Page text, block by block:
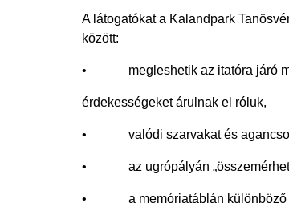
A látogatókat a Kalandpark
között:
• megleshetik az itatóra járó
érdekességeket árulnak el róluk,
• valódi szarvakat és
• az ugrópályán
• a memóriatáblán különböző